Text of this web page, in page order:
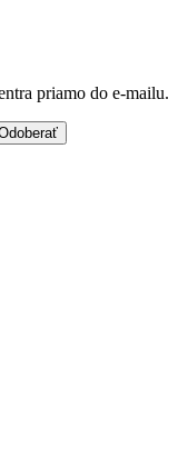
priamo do e-mailu.